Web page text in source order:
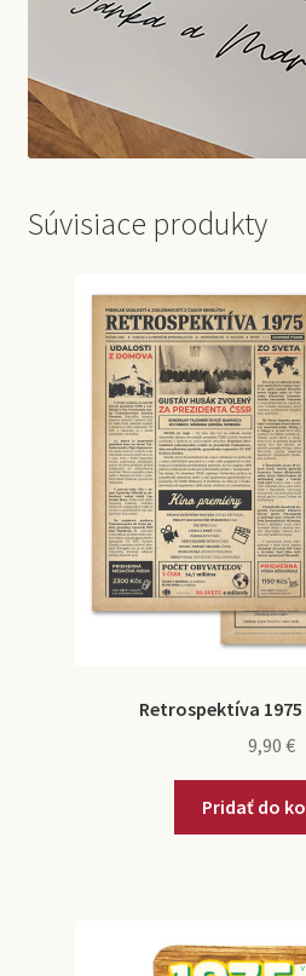
Súvisiace produkty
Retrospektíva
9,90 €
Pridať do